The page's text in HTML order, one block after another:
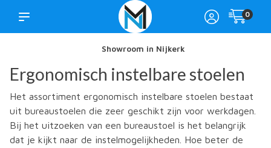
0
Showroom in Nijkerk
Ergonomisch instelbare stoelen
Het assortiment ergonomisch instelbare stoelen bestaat
uit bureaustoelen die zeer geschikt zijn voor werkdagen.
Bij het uitzoeken van een bureaustoel is het belangrijk
dat je kijkt naar de instelmogelijkheden. Hoe beter de